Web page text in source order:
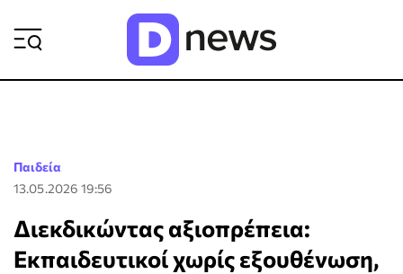
Παιδεία
13.05.2026 19:56
Διεκδικώντας αξιοπρέπεια:
Εκπαιδευτικοί χωρίς εξουθένωση,